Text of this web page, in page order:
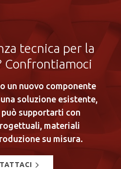
tecnica per la
Confrontiamoci
un nuovo componente
soluzione esistente,
supportarti con
materiali
su misura.